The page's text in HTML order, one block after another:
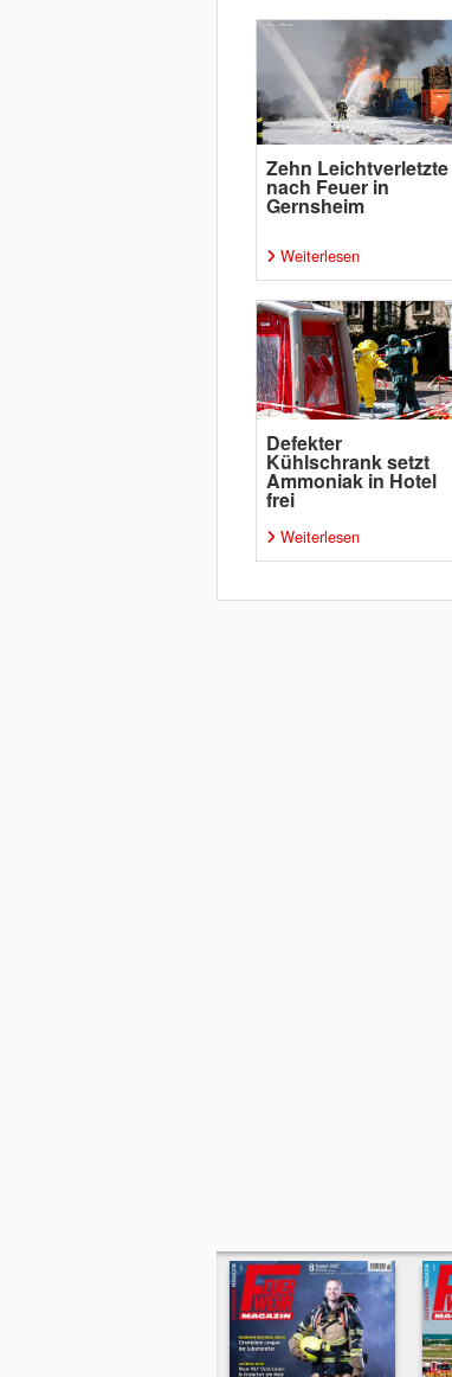
Zehn Leichtverletzte
nach Feuer in
Gernsheim
Weiterlesen
Defekter
Kühlschrank setzt
Ammoniak in Hotel
frei
Weiterlesen